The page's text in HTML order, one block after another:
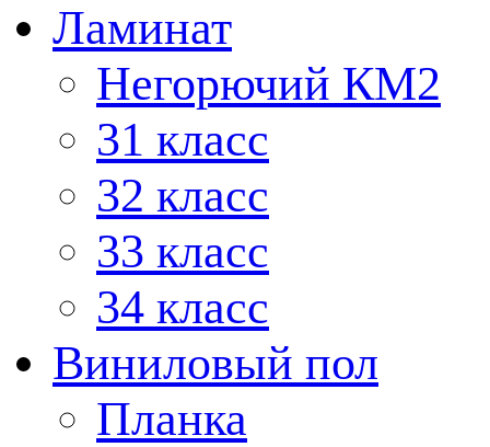
Ламинат
Негорючий КМ2
31 класс
32 класс
33 класс
34 класс
Виниловый пол
Планка